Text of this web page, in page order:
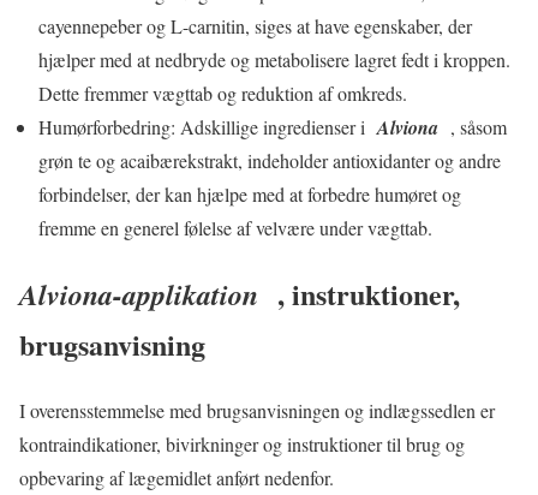
cayennepeber og L-carnitin, siges at have egenskaber, der
hjælper med at nedbryde og metabolisere lagret fedt i kroppen.
Dette fremmer vægttab og reduktion af omkreds.
Humørforbedring: Adskillige ingredienser iAlviona , såsom
grøn te og acaibærekstrakt, indeholder antioxidanter og andre
forbindelser, der kan hjælpe med at forbedre humøret og
fremme en generel følelse af velvære under vægttab.
Alviona-applikation , instruktioner,
brugsanvisning
I overensstemmelse med brugsanvisningen og indlægssedlen er
kontraindikationer, bivirkninger og instruktioner til brug og
opbevaring af lægemidlet anført nedenfor.